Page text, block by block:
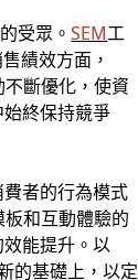
受眾。SEM工
績效方面，
斷優化，使資
終保持競爭
者的行為模式
和互動體驗的
能提升。以
的基礎上，以定